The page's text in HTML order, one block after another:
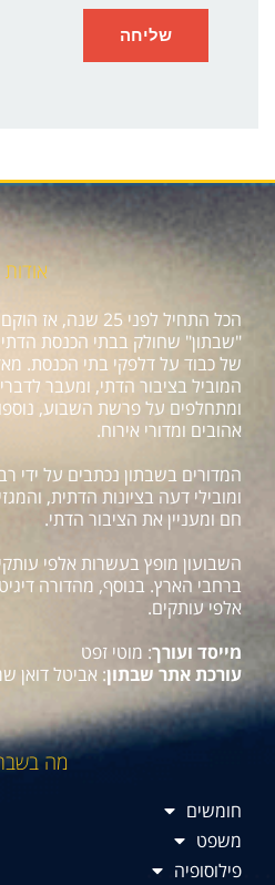
אודות
הכל התחיל לפני 25
"שבתון" שחולק בבתי הכנסת
של כבוד על דלפקי בתי הכנסת.
המוביל בציבור הדתי, ומעבר
ומתחלפים על פרשת השבוע, נוספו
אהובים ומדורי אירוח.
המדורים בשבתון נכתבים על ידי
ומובילי דעה בציונות הדתית,
חם ומעניין את הציבור הדתי.
ברחבי הארץ. בנוסף, מהדורה
אלפי עותקים.
מייסד ועורך: מוטי זפט
עורכת אתר שבתון: אביטל דואן
מה
חומשים
משפט
פילוסופיה